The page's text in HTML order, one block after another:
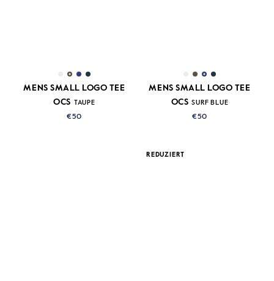
MENS SMALL LOGO TEE
OCS TAUPE
€50
MENS SMALL LOGO TEE
OCS SURF BLUE
€50
REDUZIERT